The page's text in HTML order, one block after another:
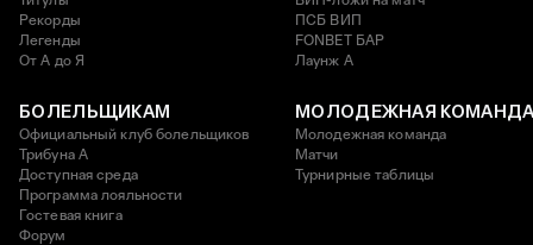
Рекорды
Легенды
От А до Я
ПСБ ВИП
FONBET БАР
Лаунж A
БОЛЕЛЬЩИКАМ
Официальный клуб болельщиков
Трибуна А
Доступная среда
Программа лояльности
Гостевая книга
Форум
МОЛОДЕЖНАЯ
Молодежная команда
Матчи
Турнирные таблицы